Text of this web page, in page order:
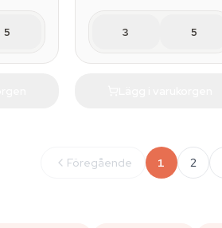
5 3 5
Föregående 1 2